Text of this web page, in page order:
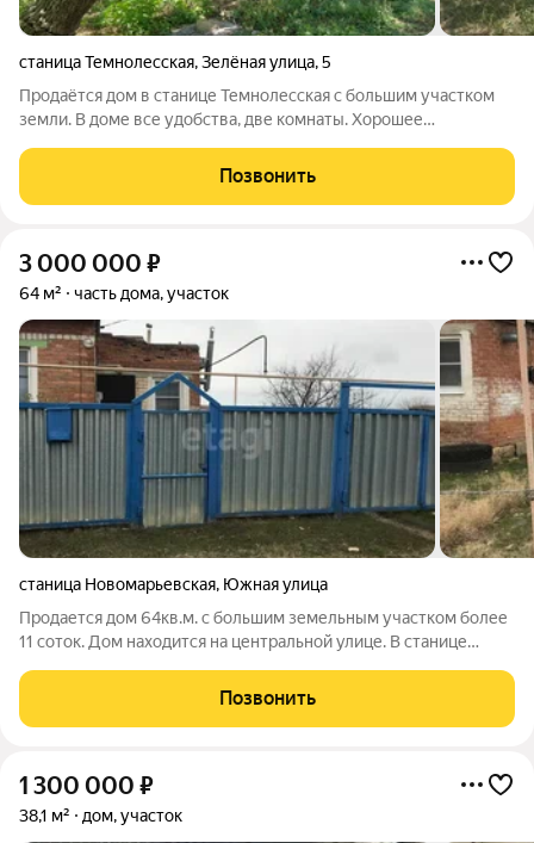
станица Темнолесская,Зелёная улица,5
Продаётся дом в станице Темнолесская с большим участком
земли. В доме все удобства, две комнаты. Хорошее
Подходит для ведения личного подсобного хозяйства. Объект
в нашей базе Z4956
Позвонить
3 000 000 ₽
64 м² часть дома, участок
станица Новомарьевская, Южная улица
Продается дом 64кв.м. с большим земельным участком более
11 соток. Дом находится на центральной улице. В станице
(продуктовый, строительный, хозяйственный, аптека),
шиномонтажка. Подъезд к дому
Позвонить
1 300 000 ₽
38,1 м² дом, участок